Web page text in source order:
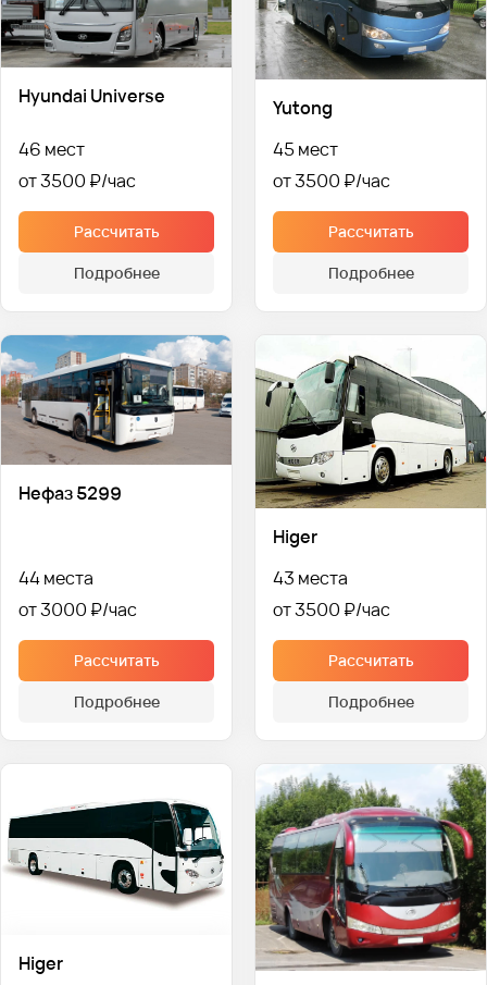
Hyundai Universe
46 мест
от 3500 ₽
Рассчитать
Подробнее
Yutong
45 мест
от 3500 ₽
Рассчитать
Подробнее
Нефаз 5299
44 места
от 3000 ₽
Рассчитать
Подробнее
Higer
43 места
от 3500 ₽
Рассчитать
Подробнее
Higer